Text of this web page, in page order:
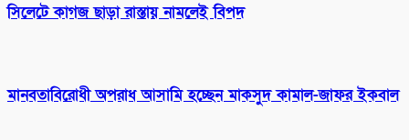
সিলেটে কাগজ ছাড়া রাস্তায় নামলেই বিপদ
মানবতাবিরোধী অপরাধ আসামি হচ্ছেন মাকসুদ কামাল-জাফর ইকবাল